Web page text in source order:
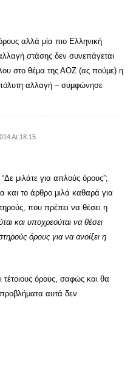
αλλά μία πιο Ελληνική
στάσης δεν συνεπάγεται
στο θέμα της ΑΟΖ (ας πούμε) η
αλλαγή – συμφώνησε
At 18:15
“Δε μιλάτε για απλούς όρους”;
και το άρθρο μιλά καθαρά για
που πρέπει να θέσει η
και υποχρεούται να θέσει
όρους για να ανοίξει η
όρους, σαφώς και θα
προβλήματα αυτά δεν